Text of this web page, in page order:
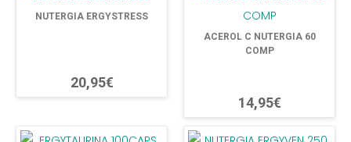
NUTERGIA ERGYSTRESS
20,95€
ACEROL C NUTERGIA 60
COMP
14,95€